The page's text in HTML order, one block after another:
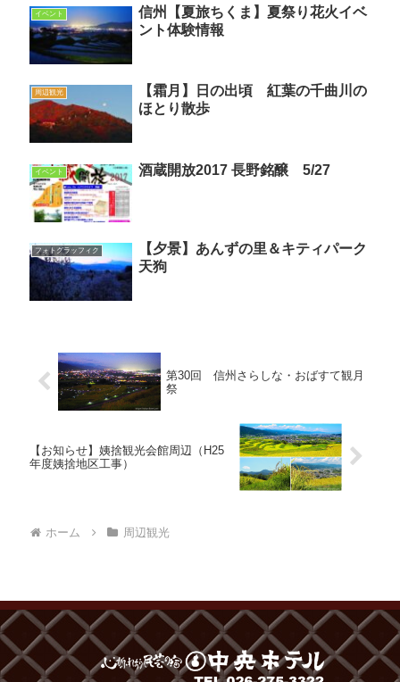
イベント
信州【夏旅ちくま】夏祭り花火イベ
ント体験情報
周辺観光
【霜月】日の出頃 紅葉の千曲川の
ほとり散歩
イベント 酒蔵開放2017 長野銘醸 5/27
フォトグラッフィク
【夕景】あんずの里＆キティパーク
天狗
第30回 信州さらしな・おばすて観月
祭
【お知らせ】姨捨観光会館周辺（H25
年度姨捨地区工事）
ホーム 周辺観光